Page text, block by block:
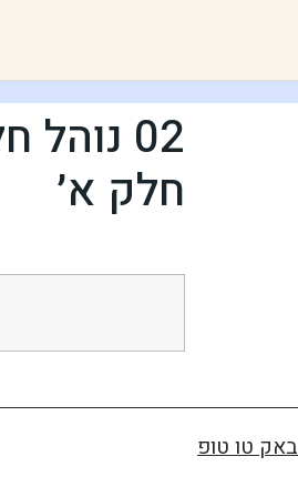
02
חלק א׳
באק טו טופ